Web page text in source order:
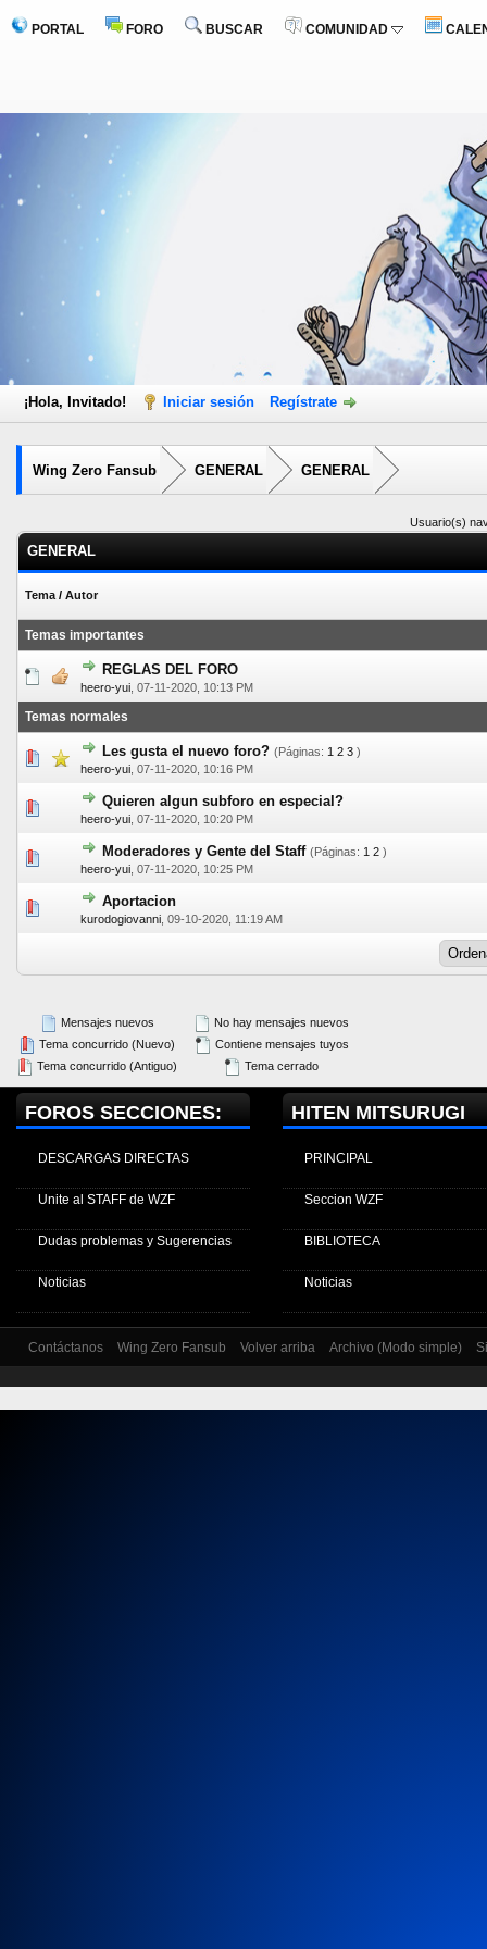
PORTAL FORO BUSCAR COMUNIDAD
¡Hola, Invitado! Iniciar sesión Regístrate
Wing Zero Fansub GENERAL GENERAL
Usuario(s)
GENERAL
Tema / Autor
Temas importantes
REGLAS DEL FORO
heero-yui 07-11-2020, 10:13 PM
0 voto(s) - Media 0 de 5
123
Temas normales
Les gusta el nuevo foro? (Páginas: 1 2 3 )
heero-yui 07-11-2020, 10:16 PM
2 voto(s) - Media 5 de 5
12 345
Quieren algun subforo en especial?
heero-yui 07-11-2020, 10:20 PM
1 voto(s) - Media 5 de 5
12345
Moderadores y Gente del Staff (Páginas: 1 2 )
heero-yui 07-11-2020, 10:25 PM
0 voto(s) - Media 0 de 5
1234 5
Aportacion
kurodogiovanni 09-10-2020, 11:19 AM
0 voto(s) - Media 0 de 5
Mensajes nuevos
Tema concurrido (Nuevo)
Tema concurrido (Antiguo)
No hay mensajes nuevos
Contiene mensajes tuyos
Tema cerrado
FOROS SECCIONES:
DESCARGAS DIRECTAS
Unite al STAFF de WZF
Dudas problemas y Sugerencias
Noticias
HITEN MITSURUGI
PRINCIPAL
Seccion WZF
BIBLIOTECA
Noticias
Contáctanos Wing Zero Fansub Volver arriba Archivo (Modo simple)